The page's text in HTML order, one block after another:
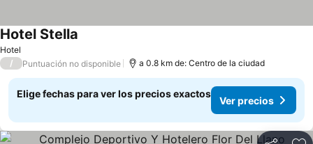
Hotel
Hotel Stella
/ Puntuación no disponible a 0.8 km de: Centro de la ciudad
Elige fechas para ver los precios exactos
Ver precios